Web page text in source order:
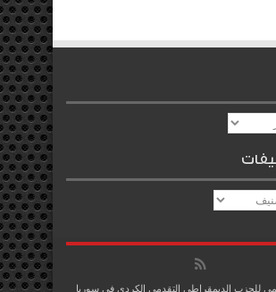
للحزب الديمقراطي التقدمي الكردي في سوريا